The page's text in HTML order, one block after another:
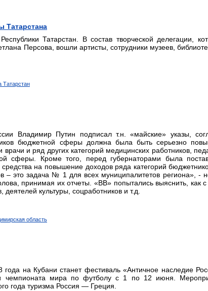
Татарстана
Татарстан. В состав творческой делегации,
Персова, вошли артисты, сотрудники музеев,
Татарстан
Владимир Путин подписал т.н. «майские» указы,
бюджетной сферы должна была быть серьезно
и ряд других категорий медицинских работников,
сферы. Кроме того, перед губернаторами была
на повышение доходов ряда категорий
– это задача № 1 для всех муниципалитетов региона», -
принимая их отчеты. «ВВ» попытались выяснить, как
культуры, соцработников и т.д.
область
на Кубани станет фестиваль «Античное наследие
чемпионата мира по футболу с 1 по 12 июня.
года туризма Россия — Греция.